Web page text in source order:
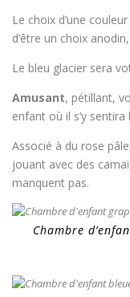
Le choix d’une
d’être un choix
Le bleu glacier sera
Amusant, pétillant,
enfant où il s’y sentira
Associé à du rose
jouant avec des
manquent pas.
Chambre